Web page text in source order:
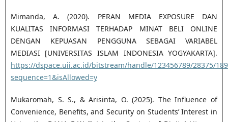
Mimanda, A. (2020). PERAN MEDIA EXPOSURE DAN
KUALITAS INFORMASI TERHADAP MINAT BELI ONLINE
DENGAN KEPUASAN PENGGUNA SEBAGAI VARIABEL
MEDIASI [UNIVERSITAS ISLAM INDONESIA YOGYAKARTA].
https://dspace.uii.ac.id/bitstream/handle/123456789/28375/
sequence=1&isAllowed=y
Mukaromah, S. S., & Arisinta, O. (2025). The Influence of
Convenience, Benefits, and Security on Students’ Interest in